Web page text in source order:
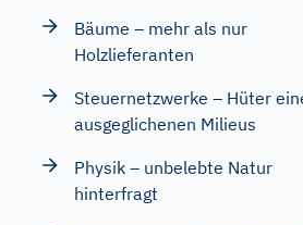
Bäume – mehr als nur
Holzlieferanten
Steuernetzwerke – Hüter
ausgeglichenen Milieus
Physik – unbelebte Natur
hinterfragt